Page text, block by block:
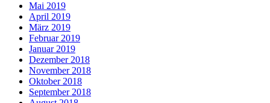
Mai 2019
April 2019
März 2019
Februar 2019
Januar 2019
Dezember 2018
November 2018
Oktober 2018
September 2018